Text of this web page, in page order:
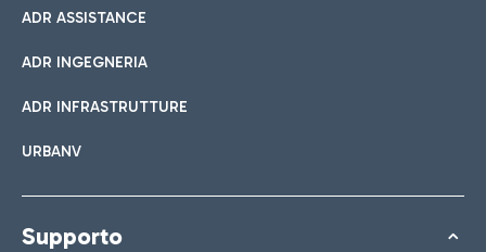
ADR ASSISTANCE
ADR INGEGNERIA
ADR INFRASTRUTTURE
URBANV
Supporto